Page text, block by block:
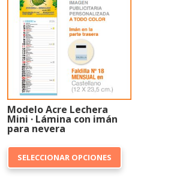
Modelo Acre Lechera
Mini · Lámina con imán
para nevera
SELECCIONAR OPCIONES